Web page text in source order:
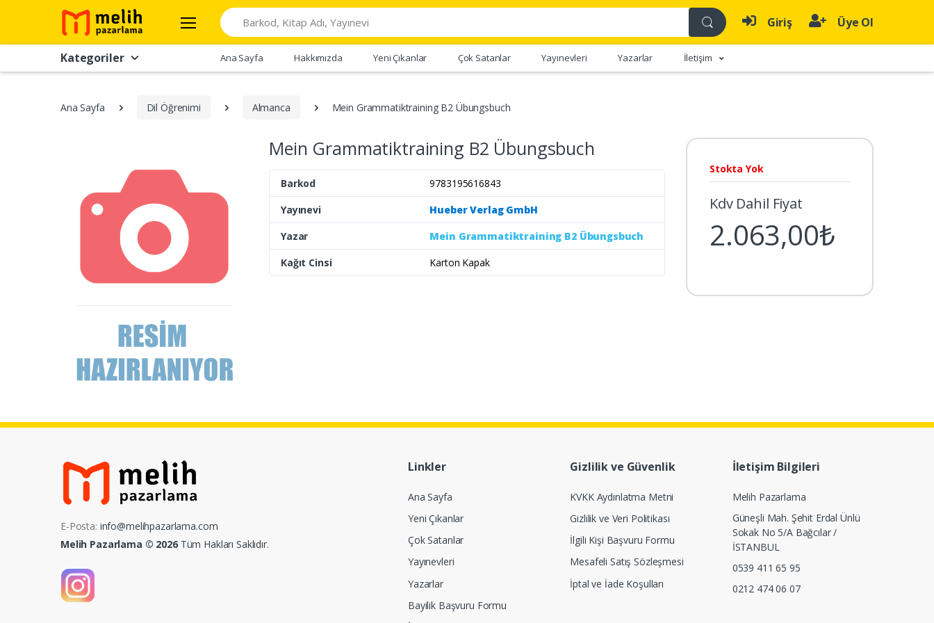
Search
Giriş Üye Ol
Kategoriler Ana Sayfa Hakkımızda Yeni Çıkanlar Çok Satanlar Yayınevleri Yazarlar İletişim
Ana Sayfa Dil Öğrenimi Almanca Mein Grammatiktraining B2 Übungsbuch
Mein Grammatiktraining B2 Übungsbuch
Barkod
9783195616843
Yayınevi
Hueber Verlag GmbH
Yazar
Mein Grammatiktraining B2 Übungsbuch
Kağıt Cinsi
Karton Kapak
Stokta Yok
Kdv Dahil Fiyat
2.063,00₺
E-Posta: info@melihpazarlama.com
Melih Pazarlama © 2026Tüm Hakları Saklıdır.
Linkler
Ana Sayfa
Yeni Çıkanlar
Çok Satanlar
Yayınevleri
Yazarlar
Bayilik Başvuru Formu
Gizlilik ve Güvenlik
KVKK Aydınlatma Metni
Gizlilik ve Veri Politikası
İlgili Kişi Başvuru Formu
Mesafeli Satış Sözleşmesi
İptal ve İade Koşulları
İletişim Bilgileri
Melih Pazarlama
Güneşli Mah. Şehit Erdal Ünlü
Sokak No 5/A Bağcılar /
İSTANBUL
0539 411 65 95
0212 474 06 07